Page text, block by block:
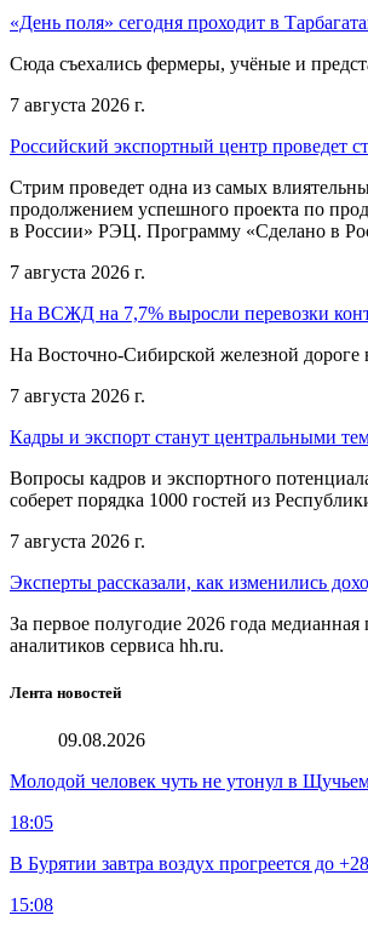
«День поля» сегодня проходит в
Сюда съехались фермеры, учёные и
7 августа 2026 г.
Российский экспортный центр проведет
Стрим проведет одна из самых
продолжением успешного проекта по
в России» РЭЦ. Программу «Сделано в
7 августа 2026 г.
На ВСЖД на 7,7% выросли перевозки
На Восточно-Сибирской железной дороге
7 августа 2026 г.
Кадры и экспорт станут центральными
Вопросы кадров и экспортного
соберет порядка 1000 гостей из
7 августа 2026 г.
Эксперты рассказали, как изменились
За первое полугодие 2026 года
аналитиков сервиса hh.ru.
Лента новостей
09.08.2026
Молодой человек чуть не утонул в
18:05
В Бурятии завтра воздух прогреется до
15:08